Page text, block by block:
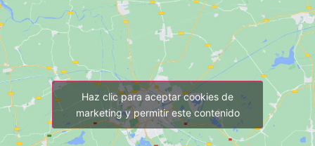
Haz clic para aceptar cookies de
marketing y permitir este contenido